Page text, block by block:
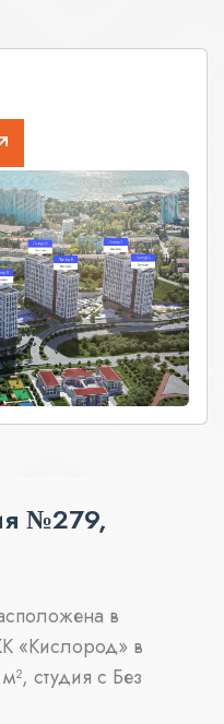
№279,
в
«Кислород» в
студия с Без